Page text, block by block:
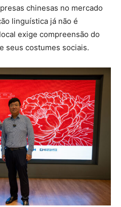
chinesas no mercado
linguística já não é
exige compreensão do
seus costumes sociais.